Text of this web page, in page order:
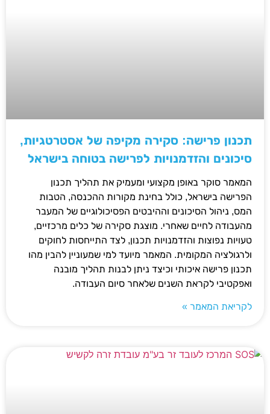
תכנון פרישה: סקירה מקיפה של אסטרטגיות,
סיכונים והזדמנויות לפרישה בטוחה בישראל
המאמר סוקר באופן מקצועי ומעמיק את תהליך תכנון
הפרישה בישראל, כולל בחינת מקורות ההכנסה, הטבות
המס, ניהול הסיכונים וההיבטים הפסיכולוגיים של המעבר
מהעבודה לחיים שאחרי. מוצגת סקירה של כלים מרכזיים,
טעויות נפוצות והזדמנויות תכנון, לצד התייחסות לחוקים
ולרגולציה המקומית. המאמר מיועד למי שמעוניין להבין מהו
תכנון פרישה איכותי וכיצד ניתן לבנות תהליך מובנה
ואפקטיבי לקראת השנים שלאחר סיום העבודה.
לקריאת המאמר »